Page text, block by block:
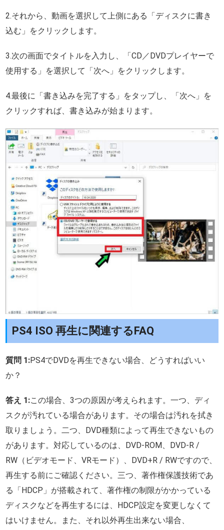
2.それから、動画を選択して上側にある「ディスクに書き
込む」をクリックします。
3.次の画面でタイトルを入力し、「CD／DVDプレイヤーで
使用する」を選択して「次へ」をクリックします。
4.最後に「書き込みを完了する」をタップし、「次へ」を
クリックすれば、書き込みが始まります。
PS4 ISO 再生に関連するFAQ
質問 1:PS4でDVDを再生できない場合、どうすればいい
か？
答え 1:この場合、3つの原因が考えられます。一つ、ディ
スクが汚れている場合があります。その場合は汚れを拭き
取りましょう。二つ、DVD種類によって再生できないもの
があります。対応しているのは、DVD-ROM、DVD-R /
RW（ビデオモード、VRモード）、DVD+R / RWですので、
再生する前にご確認ください。三つ、著作権保護技術であ
る「HDCP」が搭載されて、著作権の制限がかかっている
ディスクなどを再生するには、HDCP設定を変更しなくて
はいけません。また、それ以外再生出来ない場合、